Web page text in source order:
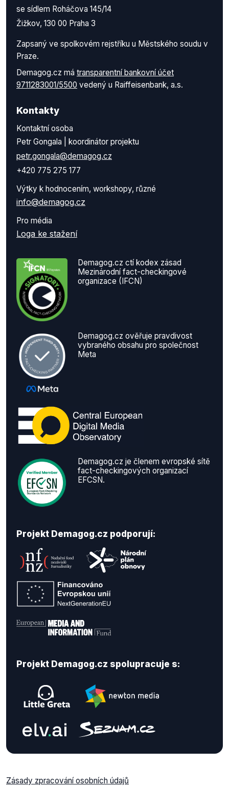
se sídlem Roháčova 145/14
Žižkov, 130 00 Praha 3
Zapsaný ve spolkovém rejstříku u Městského soudu v
Praze.
Demagog.cz má transparentní bankovní účet
9711283001/5500 vedený u Raiffeisenbank, a.s.
Kontakty
Kontaktní osoba
Petr Gongala | koordinátor projektu
petr.gongala@demagog.cz
+420 775 275 177
Výtky k hodnocením, workshopy, různé
info@demagog.cz
Pro média
Loga ke stažení
Demagog.cz ctí kodex zásad
Mezinárodní fact-checkingové
organizace (IFCN)
Demagog.cz ověřuje pravdivost
vybraného obsahu pro společnost
Meta
Demagog.cz je členem evropské sítě
fact-checkingových organizací
EFCSN.
Projekt Demagog.cz podporují:
Projekt Demagog.cz spolupracuje s:
Zásady zpracování osobních údajů